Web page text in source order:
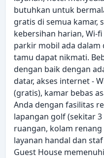
butuhkan untuk
gratis di semua kamar,
kebersihan harian, Wi-
parkir mobil ada dalam
tamu dapat nikmati.
dengan baik dengan
datar, akses internet -
(gratis), kamar bebas
Anda dengan fasilitas
lapangan golf (sekitar
ruangan, kolam renang
layanan handal dan
Guest House